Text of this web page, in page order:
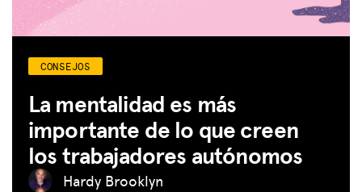
CONSEJOS
La mentalidad es más
importante de lo que creen
los trabajadores autónomos
Hardy Brooklyn